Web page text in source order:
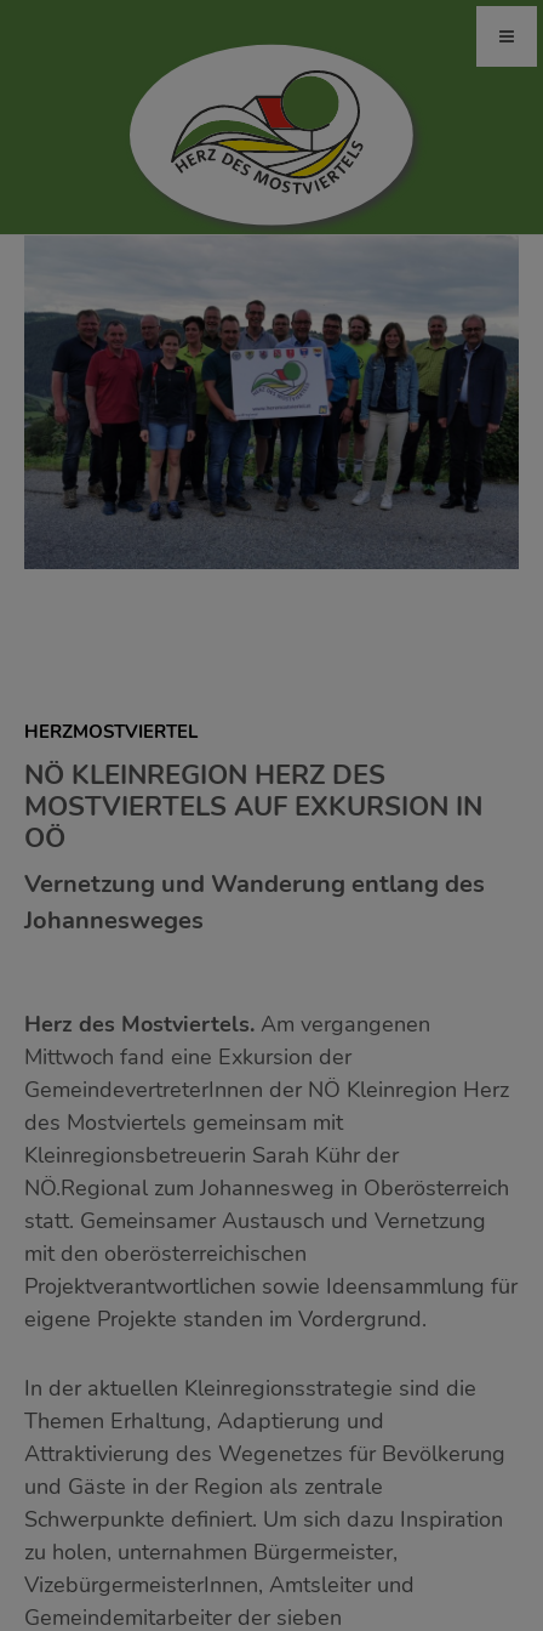
HERZMOSTVIERTEL
NÖ KLEINREGION HERZ DES
MOSTVIERTELS AUF EXKURSION IN
OÖ
Vernetzung und Wanderung entlang des
Johannesweges
Herz des Mostviertels. Am vergangenen
Mittwoch fand eine Exkursion der
GemeindevertreterInnen der NÖ Kleinregion Herz
des Mostviertels gemeinsam mit
Kleinregionsbetreuerin Sarah Kühr der
NÖ.Regional zum Johannesweg in Oberösterreich
statt. Gemeinsamer Austausch und Vernetzung
mit den oberösterreichischen
Projektverantwortlichen sowie Ideensammlung für
eigene Projekte standen im Vordergrund.
In der aktuellen Kleinregionsstrategie sind die
Themen Erhaltung, Adaptierung und
Attraktivierung des Wegenetzes für Bevölkerung
und Gäste in der Region als zentrale
Schwerpunkte definiert. Um sich dazu Inspiration
zu holen, unternahmen Bürgermeister,
VizebürgermeisterInnen, Amtsleiter und
Gemeindemitarbeiter der sieben